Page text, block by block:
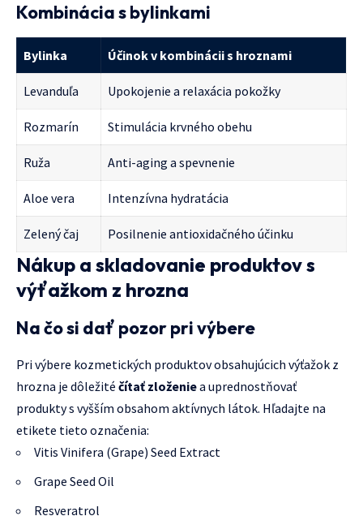
Kombinácia s bylinkami
Bylinka Účinok v kombinácii s hroznami
Levanduľa Upokojenie a relaxácia pokožky
Rozmarín Stimulácia krvného obehu
Ruža Anti-aging a spevnenie
Aloe vera Intenzívna hydratácia
Zelený čaj Posilnenie antioxidačného účinku
Nákup a skladovanie produktov s
výťažkom z hrozna
Na čo si dať pozor pri výbere
Pri výbere kozmetických produktov obsahujúcich výťažok z
hrozna je dôležité čítať zloženiea uprednostňovať
produkty s vyšším obsahom aktívnych látok. Hľadajte na
etikete tieto označenia:
Vitis Vinifera (Grape) Seed Extract
Grape Seed Oil
Resveratrol